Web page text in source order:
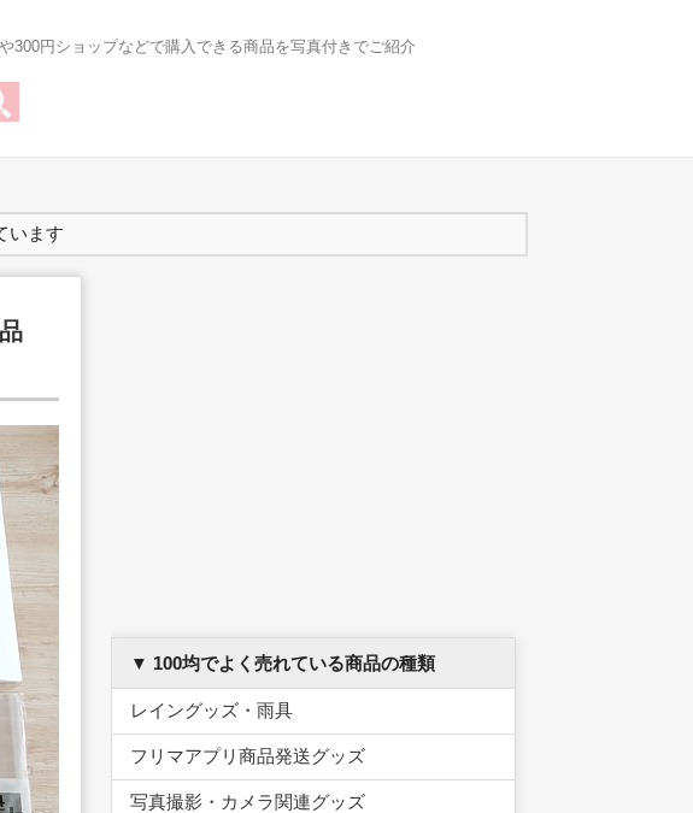
300円ショップなどで購入できる商品を写真付きでご紹介
います
▼ 100均でよく売れている商品の種類
レイングッズ・雨具
フリマアプリ商品発送グッズ
写真撮影・カメラ関連グッズ